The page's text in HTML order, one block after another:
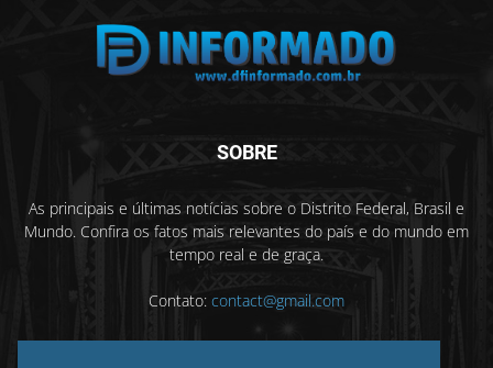
SOBRE
As principais e últimas notícias sobre o Distrito Federal, Brasil e
Mundo. Confira os fatos mais relevantes do país e do mundo em
tempo real e de graça.
Contato: contact@gmail.com